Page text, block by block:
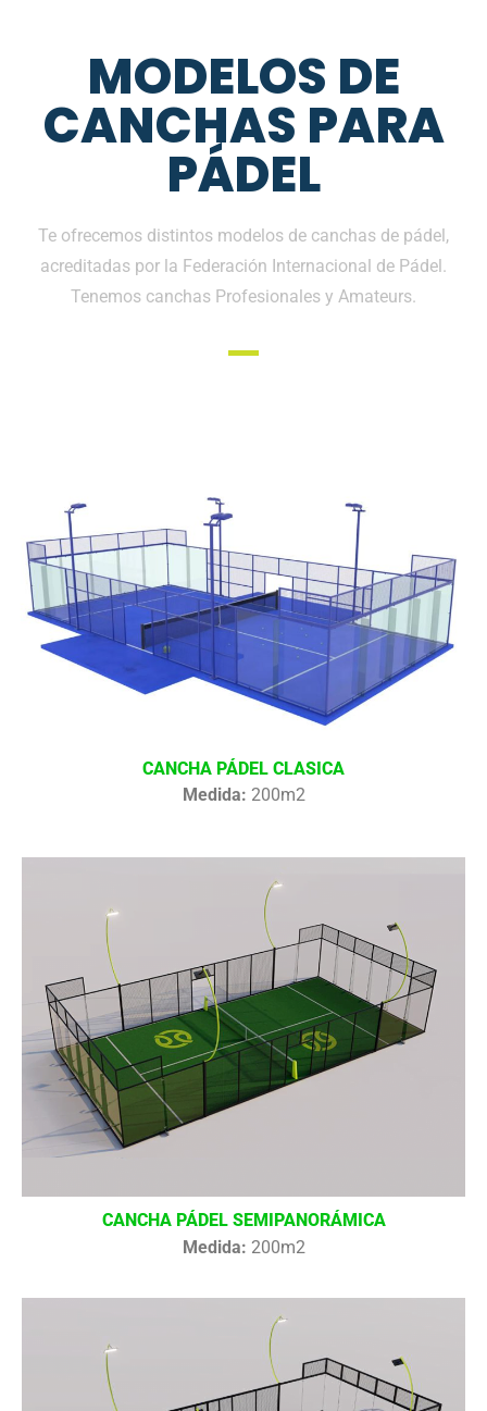
MODELOS DE
CANCHAS PARA
PÁDEL
Te ofrecemos distintos modelos de canchas de pádel,
acreditadas por la Federación Internacional de Pádel.
Tenemos canchas Profesionales y Amateurs.
CANCHA PÁDEL CLASICA
Medida: 200m2
CANCHA PÁDEL SEMIPANORÁMICA
Medida: 200m2